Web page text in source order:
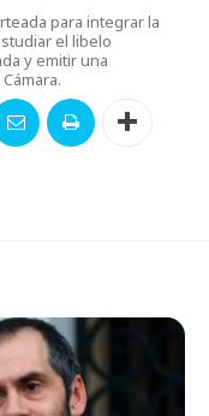
para integrar la
el libelo
y emitir una